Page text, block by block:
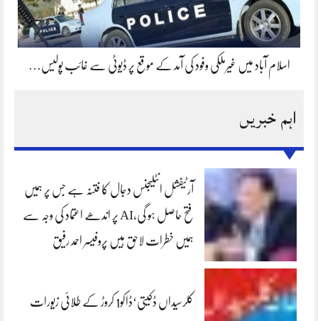
اسلام آباد میں غیرملکی وفود کی آمد کے موقع پر ڈیوٹی سے غائب پولیس…
اہم خبریں
آرٹیفشل انٹلیجنس دجال کا فتنہ ہے جس پر ہمیں
فتح حاصل ہو گی،AI پر اندھے اعتماد کی وجہ سے
ہمیں خطرات لاحق ہیں پروفیسر احمد رفیق
کلرسیداں ڈکیتی‘ڈاکو1 کروڑ کے طلائی زیورات